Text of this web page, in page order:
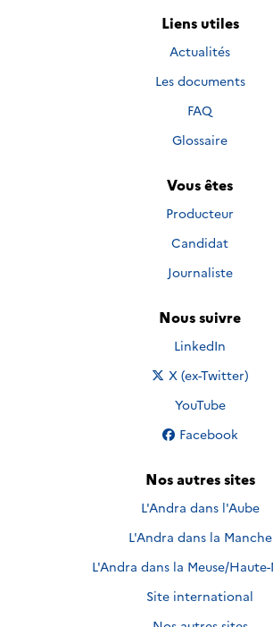
Liens utiles
Actualités
Les documents
FAQ
Glossaire
Vous êtes
Producteur
Candidat
Journaliste
Nous suivre
Nous suivre sur
LinkedIn
Nous suivre sur
X (ex-Twitter)
Nous suivre sur
YouTube
Nous suivre sur
Facebook
Nos autres sites
L'Andra dans l'Aube
L'Andra dans la Manche
L'Andra dans la Meuse/
Site international